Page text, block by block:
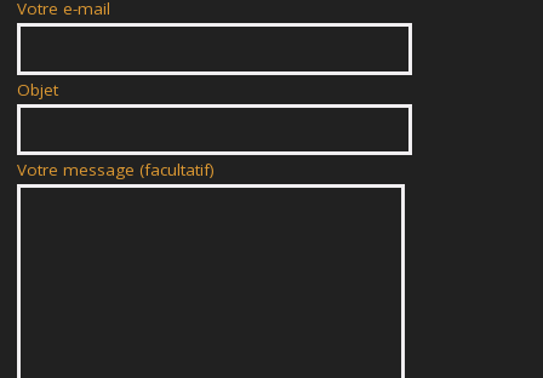
Votre e-mail
Objet
Votre message (facultatif)